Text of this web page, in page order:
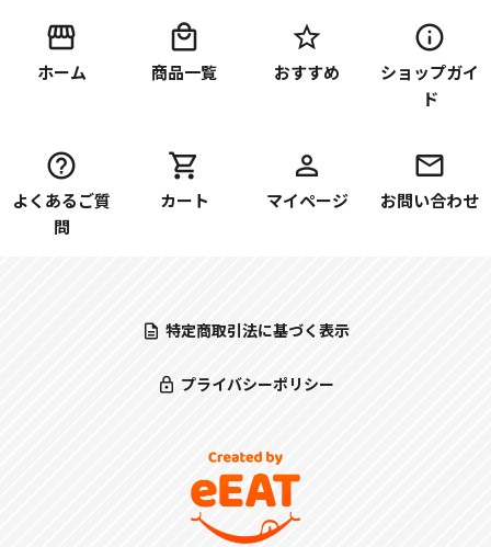
ホーム 商品一覧 おすすめ
ショップガイ
ド
よくあるご質
問
カート マイページ お問い合わせ
特定商取引法に基づく表示
プライバシーポリシー